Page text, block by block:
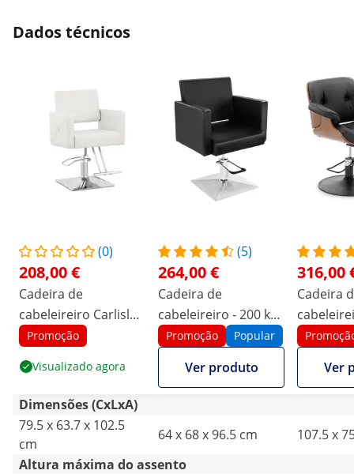
Dados técnicos
(0)
208,00 €
Cadeira de
cabeleireiro Carlisle
com apoio para os
kg - branco
Promoção
Visualizado agora
(5)
264,00 €
Cadeira de
cabeleireiro - 200 kg -
Preto
Promoção Popular
Ver produto
316,00
Cadeira
apoio
470-570
- Preto
Ver
Dimensões (CxLxA)
79.5 x 63.7 x 102.5
cm
64 x 68 x 96.5 cm
107.5 x
Altura máxima do assento